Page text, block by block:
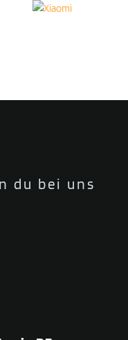
du bei uns